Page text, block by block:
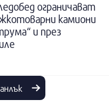
ограничават
камиони
и през